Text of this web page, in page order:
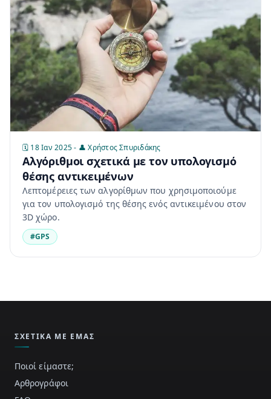
🗓️ 18 Ιαν 2025 - 👤 Χρήστος Σπυριδάκης
Αλγόριθμοι σχετικά με τον υπολογισμό
θέσης αντικειμένων
Λεπτομέρειες των αλγορίθμων που χρησιμοποιούμε
για τον υπολογισμό της θέσης ενός αντικειμένου στον
3D χώρο.
#GPS
ΣΧΕΤΙΚΆ ΜΕ ΕΜΆΣ
Ποιοί είμαστε;
Αρθρογράφοι